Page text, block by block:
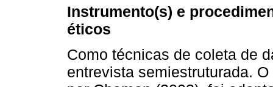
Instrumento(s) e
éticos
Como técnicas de coleta de
entrevista semiestruturada.